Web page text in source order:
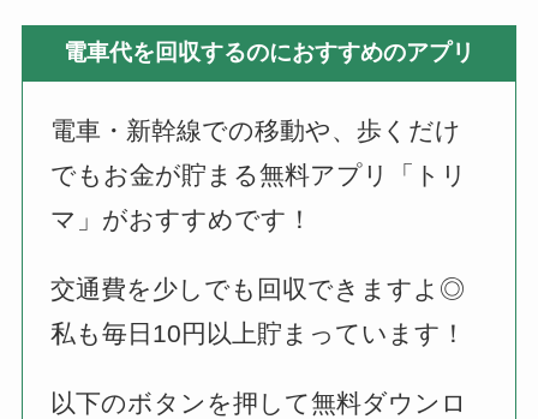
電車代を回収するのにおすすめのアプリ
電車・新幹線での移動や、歩くだけ
でもお金が貯まる無料アプリ「トリ
マ」がおすすめです！
交通費を少しでも回収できますよ◎
私も毎日10円以上貯まっています！
以下のボタンを押して無料ダウンロ